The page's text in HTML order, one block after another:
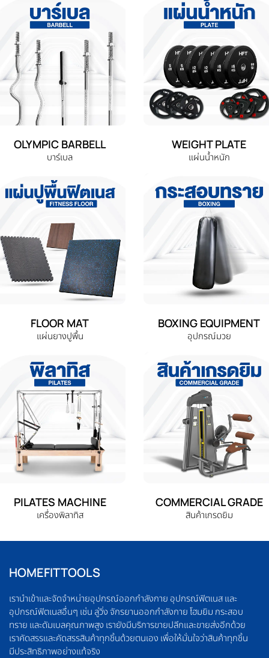
OLYMPIC BARBELL
บาร์เบล
WEIGHT PLATE
แผ่นน้ำหนัก
FLOOR MAT
แผ่นยางปูพื้น
BOXING EQUIPMENT
อุปกรณ์มวย
PILATES MACHINE
เครื่องพิลาทิส
COMMERCIAL GRADE
สินค้าเกรดยิม
HOMEFITTOOLS
เรานำเข้าและจัดจำหน่ายอุปกรณ์ออกกำลังกาย อุปกรณ์ฟิตเนส และ
อุปกรณ์ฟิตเนสอื่นๆ เช่น ลู่วิ่ง จักรยานออกกำลังกาย โฮมยิม กระสอบ
ทราย และดัมเบลคุณภาพสูง เรายังมีบริการขายปลีกและขายส่งอีกด้วย
เราคัดสรรและคัดสรรสินค้าทุกชิ้นด้วยตนเอง เพื่อให้มั่นใจว่าสินค้าทุกชิ้น
มีประสิทธิภาพอย่างแท้จริง